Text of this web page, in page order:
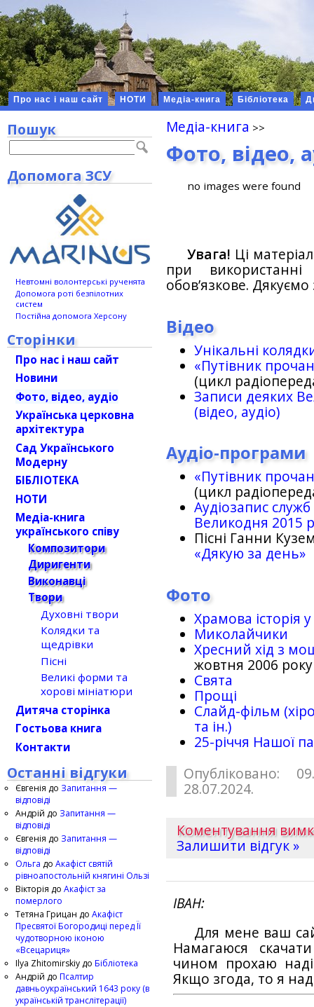
Про нас і наш сайт НОТИ Медіа-книга Бібліотека
Медіа-книга
Фото, відео,
no images were found
Увага! Ці
при
обов’язкове.
Відео
Унікальні
«Путівник
(цикл
Записи деяких
(відео, аудіо)
Аудіо-програми
«Путівник
(цикл
Аудіозапис
Великодня 2015
Пісні Ганни
«Дякую за день»
Фото
Храмова історія
Миколайчики
Хресний хід з
жовтня 2006 року
Свята
Прощі
Слайд-фільм
та ін.)
25-рiччя Нашої
Опубліковано:
28.07.2024.
Коментування
Залишити відгук »
ІВАН
Для мене ваш
Намагаюся
чином прохаю
Якщо згода, то я
Пошук
Допомога ЗСУ
Невтомні волонтерські рученята
Допомога роті безпілотних
систем
Постійна допомога Херсону
Сторінки
Про нас і наш сайт
Новини
Фото, відео, аудіо
Українська церковна
архітектура
Сад Українського
Модерну
БІБЛІОТЕКА
НОТИ
Медіа-книга
українського співу
Композитори
Диригенти
Виконавці
Твори
Духовні твори
Колядки та
щедрівки
Пісні
Великі форми та
хорові мініатюри
Дитяча сторінка
Гостьова книга
Контакти
Останні відгуки
Євгенія до Запитання —
відповіді
Андрій до Запитання —
відповіді
Євгенія до Запитання —
відповіді
Ольга до Акафіст святій
рівноапостольній княгині Ользі
Вікторія до Акафіст за
померлого
Тетяна Грицан до Акафіст
Пресвятої Богородиці перед Її
чудотворною іконою
«Всецариця»
Ilya Zhitomirskiy до Бібліотека
Андрій до Псалтир
давньоукраїнський 1643 року (в
українській транслітерації)